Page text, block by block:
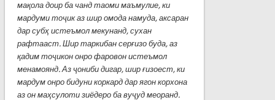
мақола доир ба чанд таоми маъмулие, ки
мардуми тоҷик аз шир омода намуда, аксаран
дар субҳ истеъмол мекунанд, сухан
рафтааст. Шир таркибан серғизо буда, аз
қадим тоҷикон онро фаровон истеъмол
менамоянд. Аз ҷониби дигар, шир ғизоест, ки
мардум онро бидуни коркард дар ягон корхона
аз он маҳсулоти зиёдеро ба вуҷуд меоранд.